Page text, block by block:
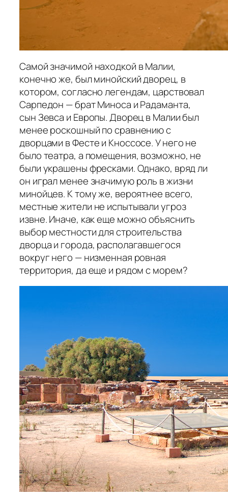
Самой значимой находкой в Малии,
конечно же, был минойский дворец, в
котором, согласно легендам, царствовал
Сарпедон — брат Миноса и Радаманта,
сын Зевса и Европы. Дворец в Малии был
менее роскошный по сравнению с
дворцами в Фесте и Кноссосе. У него не
было театра, а помещения, возможно, не
были украшены фресками. Однако, вряд ли
он играл менее значимую роль в жизни
минойцев. К тому же, вероятнее всего,
местные жители не испытывали угроз
извне. Иначе, как еще можно объяснить
выбор местности для строительства
дворца и города, располагавшегося
вокруг него — низменная ровная
территория, да еще и рядом с морем?